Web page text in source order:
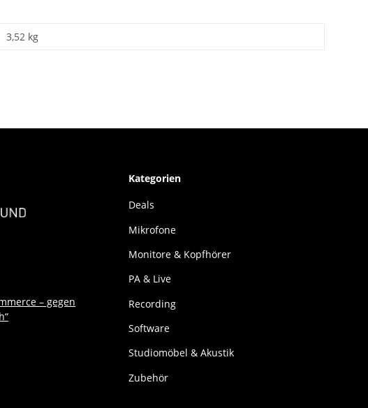
3,52 kg
Kategorien
Deals
Mikrofone
Monitore & Kopfhörer
PA & Live
Recording
Software
Studiomöbel & Akustik
Zubehör